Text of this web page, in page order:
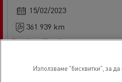
15/02/2023
361 939 km
See the offer
свържете се с
Използваме "бисквитки", за